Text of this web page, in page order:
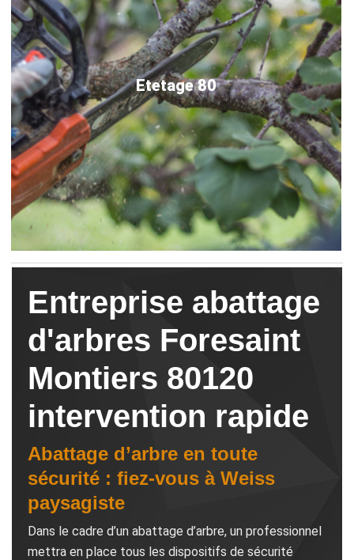
Etetage 80
Entreprise abattage
d'arbres Foresaint
Montiers 80120
intervention rapide
Abattage d’arbre en toute
sécurité : fiez-vous à Weiss
paysagiste
Dans le cadre d’un abattage d’arbre, un professionnel
mettra en place tous les dispositifs de sécurité